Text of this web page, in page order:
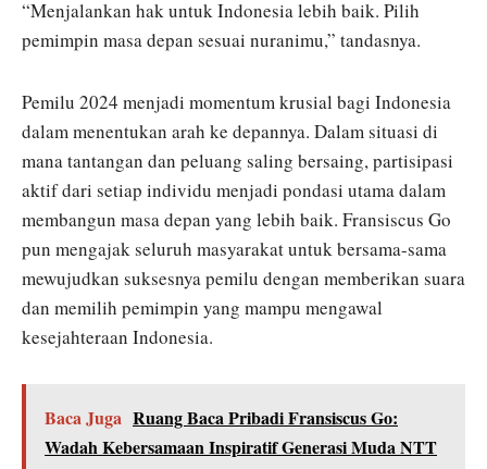
“Menjalankan hak untuk Indonesia lebih baik. Pilih
pemimpin masa depan sesuai nuranimu,” tandasnya.
Pemilu 2024 menjadi momentum krusial bagi Indonesia
dalam menentukan arah ke depannya. Dalam situasi di
mana tantangan dan peluang saling bersaing, partisipasi
aktif dari setiap individu menjadi pondasi utama dalam
membangun masa depan yang lebih baik. Fransiscus Go
pun mengajak seluruh masyarakat untuk bersama-sama
mewujudkan suksesnya pemilu dengan memberikan suara
dan memilih pemimpin yang mampu mengawal
kesejahteraan Indonesia.
Baca Juga Ruang Baca Pribadi Fransiscus Go:
Wadah Kebersamaan Inspiratif Generasi Muda NTT